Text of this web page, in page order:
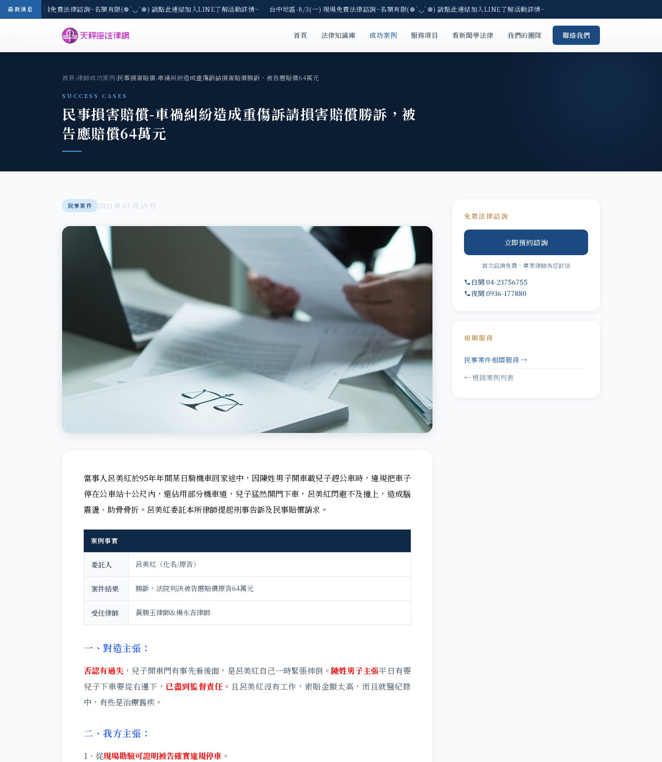
最新消息
-8/3(一) 現場免費法律諮詢~名額有限(❁´◡`❁) 請點此連結加入LINE了解活動詳情~ 台中地區-8/3(一) 現場免費法律諮詢~名額有限(❁´◡`❁) 請點此連結加入LINE了解活動詳情~
首頁 法律知識庫 成功案例 服務項目 看新聞學法律 我們的團隊 聯絡我們
首頁›律師成功案例›民事損害賠償-車禍糾紛造成重傷訴請損害賠償勝訴，被告應賠償64萬元
SUCCESS CASES
民事損害賠償-車禍糾紛造成重傷訴請損害賠償勝訴，被
告應賠償64萬元
民事案件 2021 年 07 月 19 日
當事人呂美紅於95年年間某日騎機車回家途中，因陳姓男子開車載兒子趕公車時，違規把車子
停在公車站十公尺內，還佔用部分機車道，兒子猛然開門下車，呂美紅閃避不及撞上，造成腦
震盪、助骨骨折。呂美紅委託本所律師提起刑事告訴及民事賠償請求。
案例事實
委託人 呂美紅（化名/原告）
案件結果 勝訴，法院判決被告應賠償原告64萬元
受任律師 黃勝玉律師&楊永吉律師
一、對造主張：
否認有過失 ，兒子開車門有事先看後面，是呂美紅自己一時緊張摔倒。陳姓男子主張平日有要
兒子下車要從右邊下， 已盡到監督責任。 且呂美紅沒有工作，索賠金額太高，而且就醫紀錄
中，有些是治療舊疾。
二、我方主張：
1、從現場勘驗可證明被告確實違規停車 。
免費法律諮詢
立即預約諮詢
首次諮詢免費，專業律師為您評估
日間 04-23756755
夜間 0936-177880
相關服務
民事案件相關服務 →
← 返回案例列表